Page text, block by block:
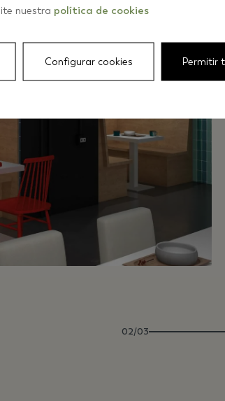
02/03
nuestra política de cookies
Configurar cookies Permitir